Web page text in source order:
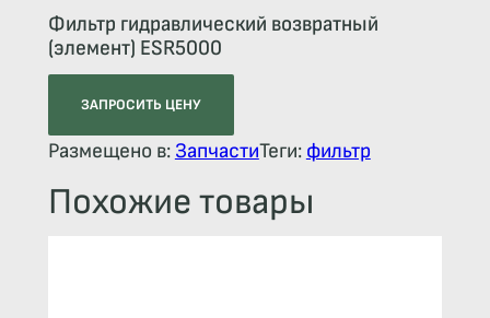
Фильтр гидравлический возвратный
(элемент) ESR5000
ЗАПРОСИТЬ ЦЕНУ
Размещено в: ЗапчастиТеги: фильтр
Похожие товары